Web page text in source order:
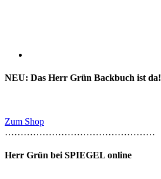
NEU: Das Herr Grün Backbuch ist da!
Zum Shop
…………………………………………
Herr Grün bei SPIEGEL online